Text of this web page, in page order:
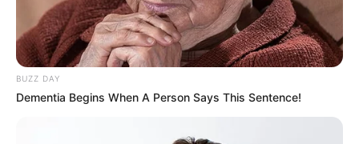
BUZZ DAY
Dementia Begins When A Person Says This Sentence!